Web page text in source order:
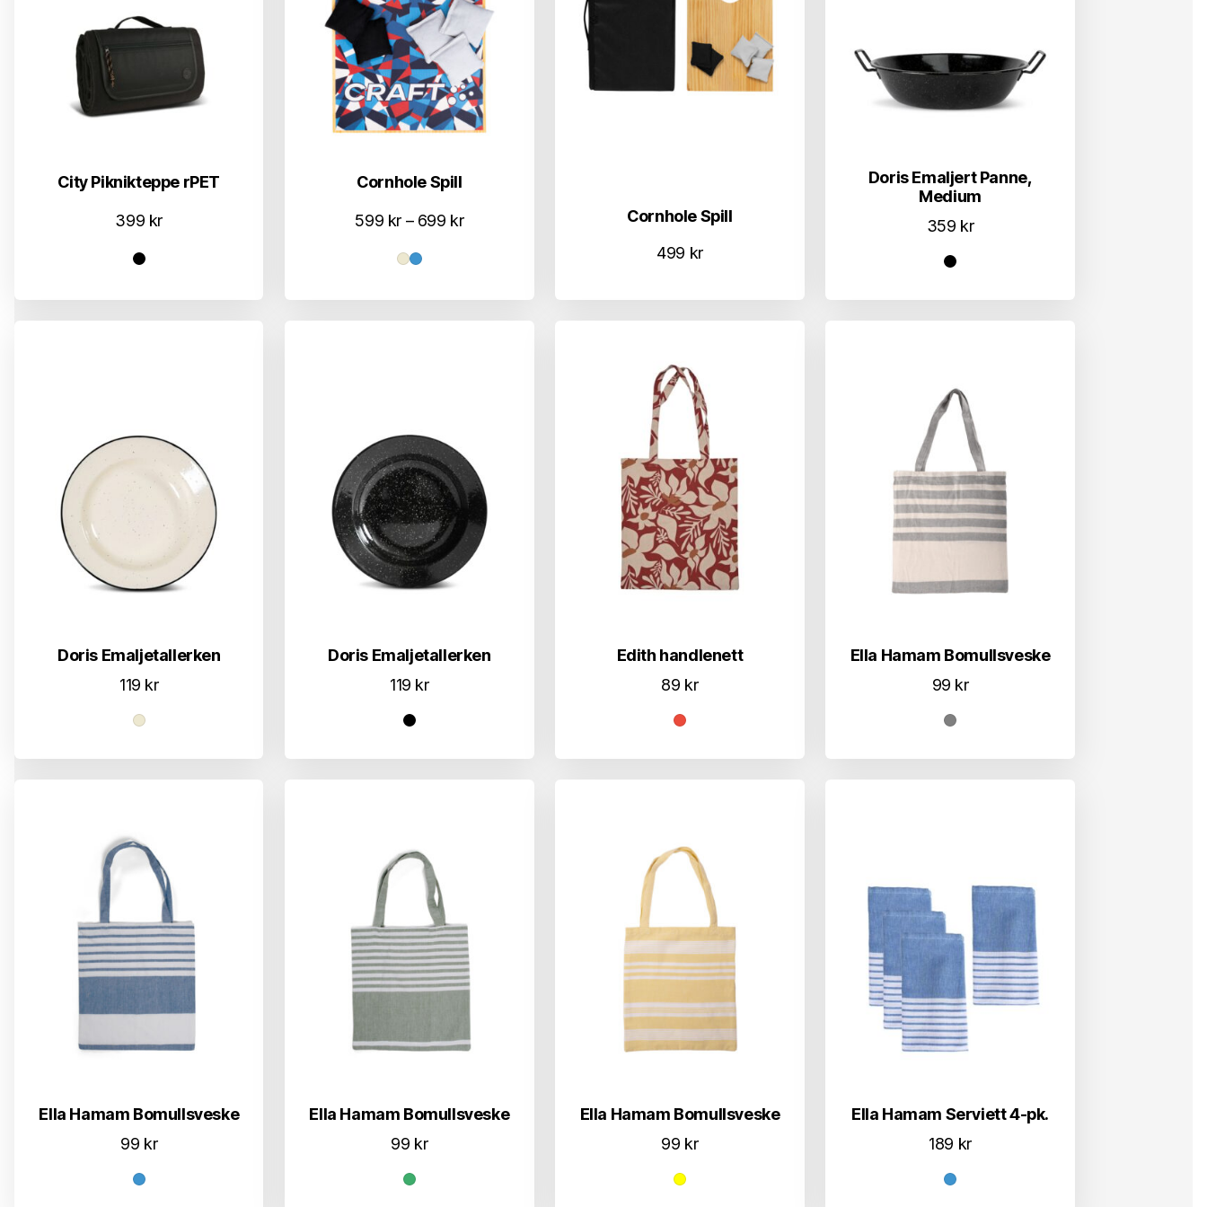
City Piknikteppe rPET
399 kr
Cornhole Spill
599 kr – 699 krPrisområde:
Cornhole Spill
499 kr
Doris Emaljert Panne,
Medium
359 kr
Doris Emaljetallerken
119 kr
Doris Emaljetallerken
119 kr
Edith handlenett
89 kr
Ella Hamam Bomullsveske
99 kr
Ella Hamam Bomullsveske
99 kr
Ella Hamam Bomullsveske
99 kr
Ella Hamam Bomullsveske
99 kr
Ella Hamam Serviett 4-pk.
189 kr